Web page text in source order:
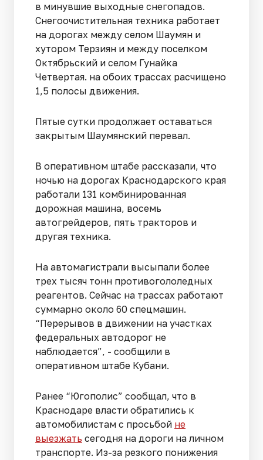
в минувшие выходные снегопадов.
Снегоочистительная техника работает
на дорогах между селом Шаумян и
хутором Терзиян и между поселком
Октябрьский и селом Гунайка
Четвертая. на обоих трассах расчищено
1,5 полосы движения.
Пятые сутки продолжает оставаться
закрытым Шаумянский перевал.
В оперативном штабе рассказали, что
ночью на дорогах Краснодарского края
работали 131 комбинированная
дорожная машина, восемь
автогрейдеров, пять тракторов и
другая техника.
На автомагистрали высыпали более
трех тысяч тонн противогололедных
реагентов. Сейчас на трассах работают
суммарно около 60 спецмашин.
“Перерывов в движении на участках
федеральных автодорог не
наблюдается”, - сообщили в
оперативном штабе Кубани.
Ранее “Югополис” сообщал, что в
Краснодаре власти обратились к
автомобилистам с просьбой не
выезжать сегодня на дороги на личном
транспорте. Из-за резкого понижения